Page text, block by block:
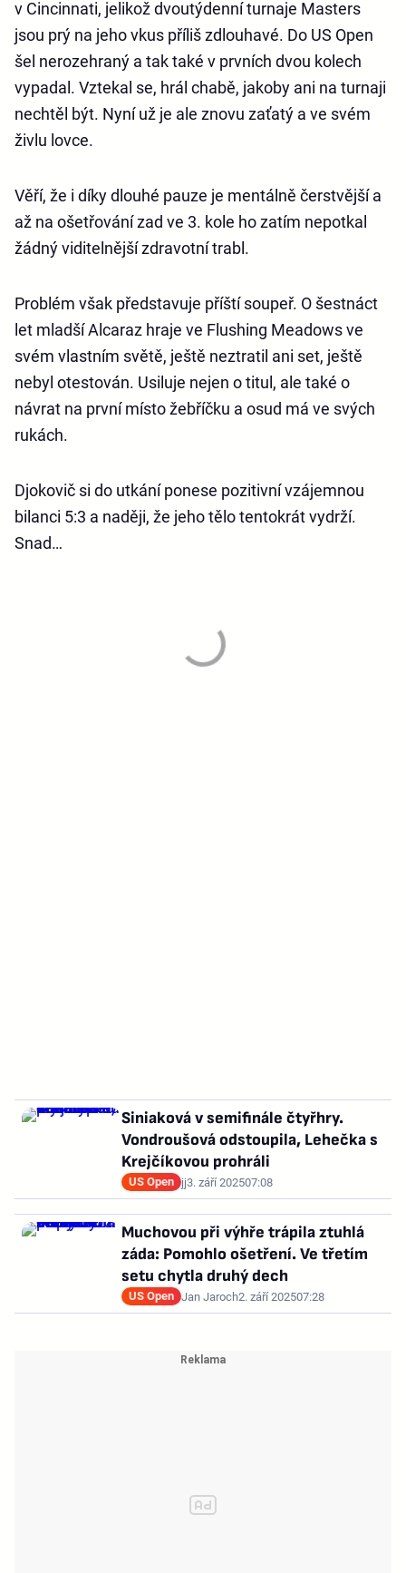
v Cincinnati, jelikož dvoutýdenní turnaje Masters
jsou prý na jeho vkus příliš zdlouhavé. Do US Open
šel nerozehraný a tak také v prvních dvou kolech
vypadal. Vztekal se, hrál chabě, jakoby ani na turnaji
nechtěl být. Nyní už je ale znovu zaťatý a ve svém
živlu lovce.
Věří, že i díky dlouhé pauze je mentálně čerstvější a
až na ošetřování zad ve 3. kole ho zatím nepotkal
žádný viditelnější zdravotní trabl.
Problém však představuje příští soupeř. O šestnáct
let mladší Alcaraz hraje ve Flushing Meadows ve
svém vlastním světě, ještě neztratil ani set, ještě
nebyl otestován. Usiluje nejen o titul, ale také o
návrat na první místo žebříčku a osud má ve svých
rukách.
Djokovič si do utkání ponese pozitivní vzájemnou
bilanci 5:3 a naději, že jeho tělo tentokrát vydrží.
Snad…
Siniaková v semifinále čtyřhry.
Vondroušová odstoupila, Lehečka s
Krejčíkovou prohráli
US Open jj3. září 202507:08
Muchovou při výhře trápila ztuhlá
záda: Pomohlo ošetření. Ve třetím
setu chytla druhý dech
US Open Jan Jaroch2. září 202507:28